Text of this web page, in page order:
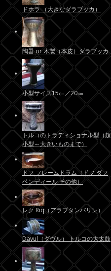
ドホラ （大きなダラブッカ）
陶器 or 木製（本皮）ダラブッカ
小型サイズ15㎝／20㎝
トルコのトラディショナル型（超
小型～大きいものまで）
ドフ フレームドラム（ドフ ダフ
ベンディール その他）
レク Riq（アラブタンバリン）
Davul（ダヴル） トルコの大太鼓